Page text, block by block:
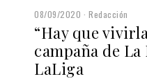
08/09/2020 Redacción
“Hay que
campaña de La
LaLiga